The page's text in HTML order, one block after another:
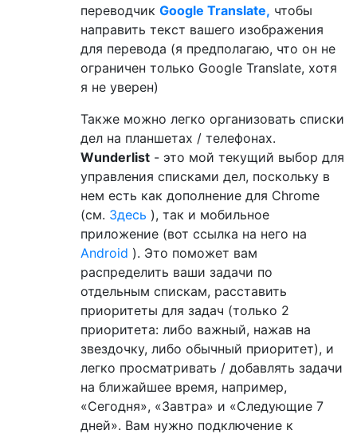
переводчик Google Translate, чтобы
направить текст вашего изображения
для перевода (я предполагаю, что он не
ограничен только Google Translate, хотя
я не уверен)
Также можно легко организовать списки
дел на планшетах / телефонах.
Wunderlist - это мой текущий выбор для
управления списками дел, поскольку в
нем есть как дополнение для Chrome
(см. Здесь ), так и мобильное
приложение (вот ссылка на него на
Android ). Это поможет вам
распределить ваши задачи по
отдельным спискам, расставить
приоритеты для задач (только 2
приоритета: либо важный, нажав на
звездочку, либо обычный приоритет), и
легко просматривать / добавлять задачи
на ближайшее время, например,
«Сегодня», «Завтра» и «Следующие 7
дней». Вам нужно подключение к